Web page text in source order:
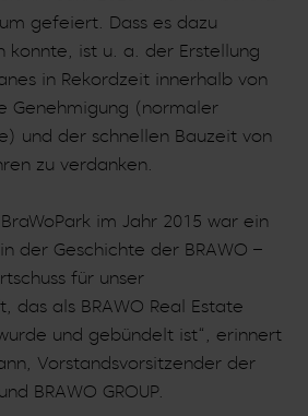
gefeiert. Dass es dazu
konnte, ist u. a. der Erstellung
in Rekordzeit innerhalb von
Genehmigung (normaler
und der schnellen Bauzeit von
zu verdanken.
im Jahr 2015 war ein
der Geschichte der BRAWO –
für unser
das als BRAWO Real Estate
und gebündelt ist“, erinnert
Vorstandsvorsitzender der
BRAWO GROUP.